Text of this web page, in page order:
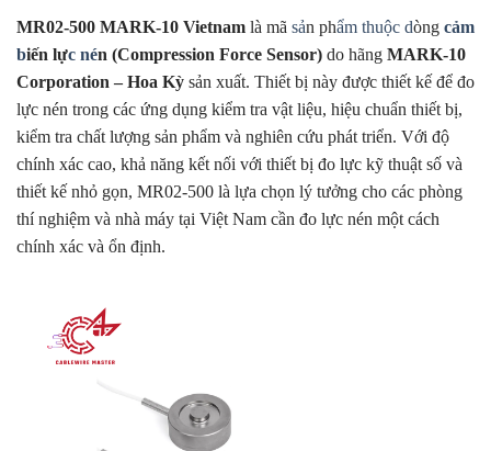
MR02-500 MARK-10 Vietnam là mã sản phẩm thuộc dòng cảm
biến lực nén (Compression Force Sensor) do hãng MARK-10
Corporation – Hoa Kỳ sản xuất. Thiết bị này được thiết kế để đo
lực nén trong các ứng dụng kiểm tra vật liệu, hiệu chuẩn thiết bị,
kiểm tra chất lượng sản phẩm và nghiên cứu phát triển. Với độ
chính xác cao, khả năng kết nối với thiết bị đo lực kỹ thuật số và
thiết kế nhỏ gọn, MR02-500 là lựa chọn lý tưởng cho các phòng
thí nghiệm và nhà máy tại Việt Nam cần đo lực nén một cách
chính xác và ổn định.